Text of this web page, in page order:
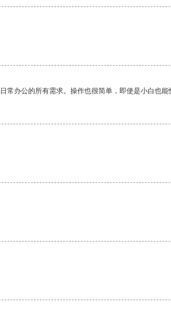
办公的所有需求。操作也很简单，即使是小白也能